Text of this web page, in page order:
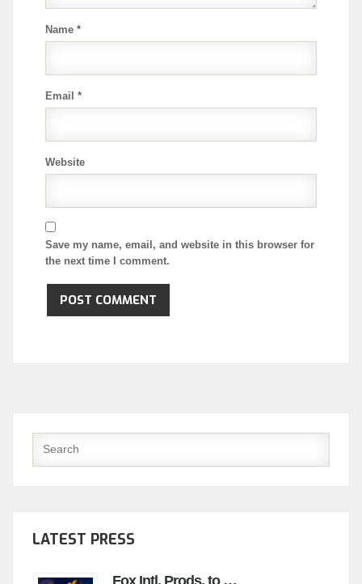
Name *
Email *
Website
Save my name, email, and website in this browser for
the next time I comment.
LATEST PRESS
Fox Intl. Prods. to …